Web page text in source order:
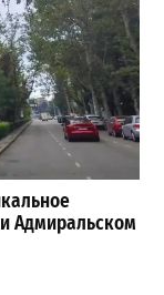
Адмиральском